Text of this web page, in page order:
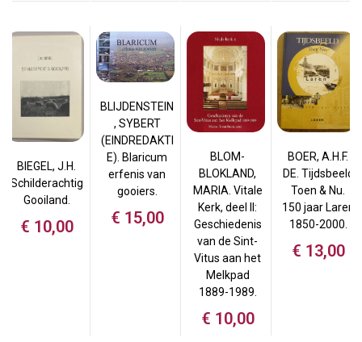
BIEGEL, J.H.
Schilderachtig
Gooiland.
€ 10,00
BLIJDENSTEIN
, SYBERT
(EINDREDAKTI
E). Blaricum
erfenis van
gooiers.
€ 15,00
BLOM-
BLOKLAND,
MARIA. Vitale
Kerk, deel II:
Geschiedenis
van de Sint-
Vitus aan het
Melkpad
1889-1989.
€ 10,00
BOER, A.H.F.
DE. Tijdsbeeld
Toen & Nu.
150 jaar Laren
1850-2000.
€ 13,00